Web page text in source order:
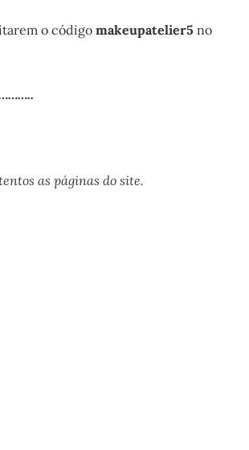
o códigomakeupatelier5 no
as páginas do site.